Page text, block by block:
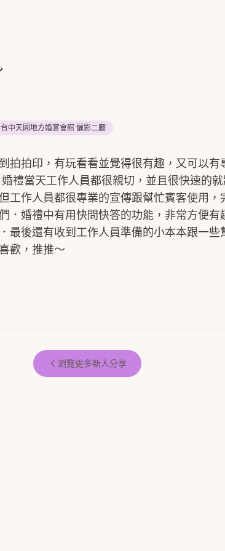
台中天圓地方婚宴會館 儷影二廳
拍拍印，有玩看看並覺得很有趣，又可以
禮當天工作人員都很親切，並且很快速的
工作人員都很專業的宣傳跟幫忙賓客使用，
．婚禮中有用快問快答的功能，非常方便有
最後還有收到工作人員準備的小本本跟一
歡，推推～
瀏覽更多新人分享